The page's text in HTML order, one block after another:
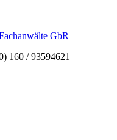
160 / 93594621